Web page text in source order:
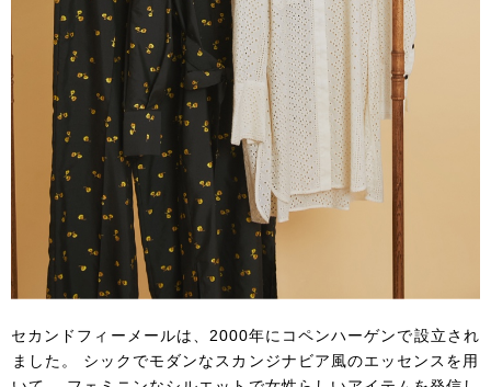
セカンドフィーメールは、2000年にコペンハーゲンで設立され
ました。
シックでモダンなスカンジナビア風のエッセンスを用